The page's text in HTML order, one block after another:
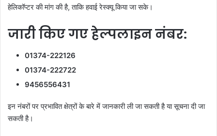
हेलिकॉप्टर की मांग की है, ताकि हवाई रेस्क्यू किया जा सके।
जारी किए गए हेल्पलाइन नंबर:
01374-222126
01374-222722
9456556431
इन नंबरों पर प्रभावित क्षेत्रों के बारे में जानकारी ली जा सकती है या सूचना दी जा
सकती है।